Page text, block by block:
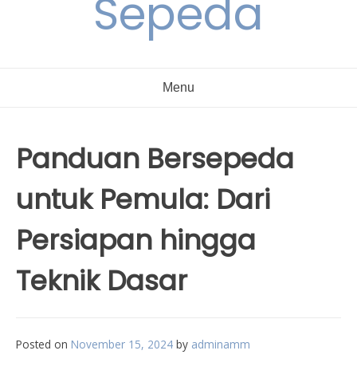
Sepeda
Menu
Panduan Bersepeda
untuk Pemula: Dari
Persiapan hingga
Teknik Dasar
Posted on November 15, 2024 by adminamm